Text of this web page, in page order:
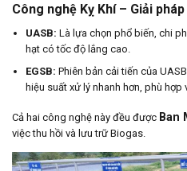
Công nghệ Kỵ Khí – Giải
UASB: Là lựa chọn phổ biến, chi
hạt có tốc độ lắng cao.
EGSB: Phiên bản cải tiến của
hiệu suất xử lý nhanh hơn, phù
Cả hai công nghệ này đều được Ban
việc thu hồi và lưu trữ Biogas.